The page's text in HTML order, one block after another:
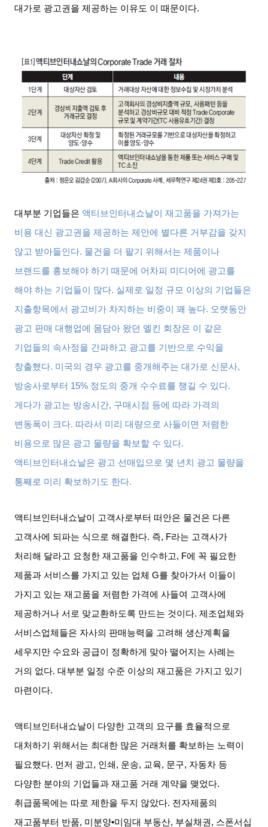
대가로 광고권을 제공하는 이유도 이 때문이다.
대부분 기업들은 액티브인터내쇼날이 재고품을 가져가는
비용 대신 광고권을 제공하는 제안에 별다른 거부감을 갖지
않고 받아들인다. 물건을 더 팔기 위해서는 제품이나
브랜드를 홍보해야 하기 때문에 어차피 미디어에 광고를
해야 하는 기업들이 많다. 실제로 일정 규모 이상의 기업들은
지출항목에서 광고비가 차지하는 비중이 꽤 높다. 오랫동안
광고 판매 대행업에 몸담아 왔던 엘킨 회장은 이 같은
기업들의 속사정을 간파하고 광고를 기반으로 수익을
창출했다. 미국의 경우 광고를 중개해주는 대가로 신문사,
방송사로부터 15% 정도의 중개 수수료를 챙길 수 있다.
게다가 광고는 방송시간, 구매시점 등에 따라 가격의
변동폭이 크다. 따라서 미리 대량으로 사들이면 저렴한
비용으로 많은 광고 물량을 확보할 수 있다.
액티브인터내쇼날은 광고 선매입으로 몇 년치 광고 물량을
통째로 미리 확보하기도 한다.
액티브인터내쇼날이 고객사로부터 떠안은 물건은 다른
고객사에 되파는 식으로 해결한다. 즉, F라는 고객사가
처리해 달라고 요청한 재고품을 인수하고, F에 꼭 필요한
제품과 서비스를 가지고 있는 업체 G를 찾아가서 이들이
가지고 있는 재고품을 저렴한 가격에 사들여 고객사에
제공하거나 서로 맞교환하도록 만드는 것이다.제조업체와
서비스업체들은 자사의 판매능력을 고려해 생산계획을
세우지만 수요와 공급이 정확하게 맞아 떨어지는 사례는
거의 없다.대부분 일정 수준 이상의 재고품은 가지고 있기
마련이다.
액티브인터내쇼날이 다양한 고객의 요구를 효율적으로
대처하기 위해서는 최대한 많은 거래처를 확보하는 노력이
필요했다. 먼저 광고, 인쇄 , 운송, 교육, 문구, 자동차 등
다양한 분야의 기업들과 재고품 거래 계약을 맺었다.
취급품목에는 따로 제한을 두지 않았다. 전자제품의
재고품부터 반품, 미분양•미임대 부동산, 부실채권 , 스폰서십